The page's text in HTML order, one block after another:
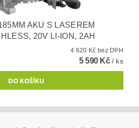
AKU S LASEREM
20V LI-ION, 2AH
4 620 Kč bez DPH
5 590 Kč/ ks